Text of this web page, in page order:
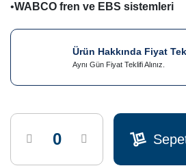
•WABCO fren ve EBS sistemleri
Ürün Hakkında Fiyat
Aynı Gün Fiyat Teklifi Alınız.